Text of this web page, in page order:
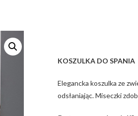
KOSZULKA DO SPANIA
Elegancka koszulka ze
odsłaniając. Miseczki